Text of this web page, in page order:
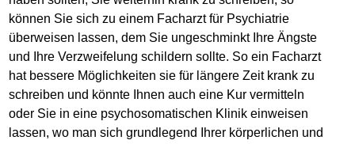
können Sie sich zu einem Facharzt für Psychiatrie
überweisen lassen, dem Sie ungeschminkt Ihre Ängste
und Ihre Verzweifelung schildern sollte. So ein Facharzt
hat bessere Möglichkeiten sie für längere Zeit krank zu
schreiben und könnte Ihnen auch eine Kur vermitteln
oder Sie in eine psychosomatischen Klinik einweisen
lassen, wo man sich grundlegend Ihrer körperlichen und